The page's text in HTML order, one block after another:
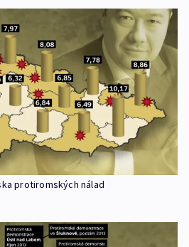
protiromských nálad